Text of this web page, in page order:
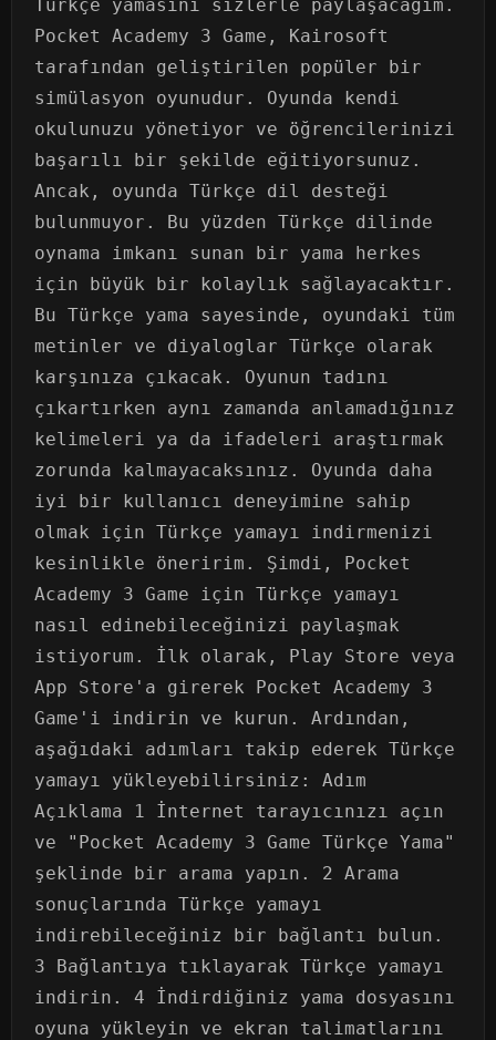
Türkçe yamasını sizlerle paylaşacağım.
Pocket Academy 3 Game, Kairosoft
tarafından geliştirilen popüler bir
simülasyon oyunudur. Oyunda kendi
okulunuzu yönetiyor ve öğrencilerinizi
başarılı bir şekilde eğitiyorsunuz.
Ancak, oyunda Türkçe dil desteği
bulunmuyor. Bu yüzden Türkçe dilinde
oynama imkanı sunan bir yama herkes
için büyük bir kolaylık sağlayacaktır.
Bu Türkçe yama sayesinde, oyundaki tüm
metinler ve diyaloglar Türkçe olarak
karşınıza çıkacak. Oyunun tadını
çıkartırken aynı zamanda anlamadığınız
kelimeleri ya da ifadeleri araştırmak
zorunda kalmayacaksınız. Oyunda daha
iyi bir kullanıcı deneyimine sahip
olmak için Türkçe yamayı indirmenizi
kesinlikle öneririm. Şimdi, Pocket
Academy 3 Game için Türkçe yamayı
nasıl edinebileceğinizi paylaşmak
istiyorum. İlk olarak, Play Store veya
App Store'a girerek Pocket Academy 3
Game'i indirin ve kurun. Ardından,
aşağıdaki adımları takip ederek Türkçe
yamayı yükleyebilirsiniz: Adım
Açıklama 1 İnternet tarayıcınızı açın
ve "Pocket Academy 3 Game Türkçe Yama"
şeklinde bir arama yapın. 2 Arama
sonuçlarında Türkçe yamayı
indirebileceğiniz bir bağlantı bulun.
3 Bağlantıya tıklayarak Türkçe yamayı
indirin. 4 İndirdiğiniz yama dosyasını
oyuna yükleyin ve ekran talimatlarını